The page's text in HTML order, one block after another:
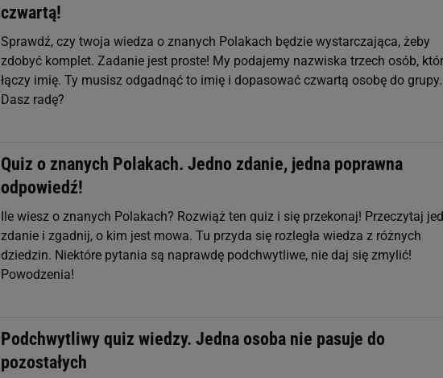
czwartą!
Sprawdź, czy twoja wiedza o znanych Polakach będzie wystarczająca, żeby
zdobyć komplet. Zadanie jest proste! My podajemy nazwiska trzech osób,
łączy imię. Ty musisz odgadnąć to imię i dopasować czwartą osobę do grupy.
Dasz radę?
Quiz o znanych Polakach. Jedno zdanie, jedna poprawna
odpowiedź!
Ile wiesz o znanych Polakach? Rozwiąż ten quiz i się przekonaj! Przeczytaj
zdanie i zgadnij, o kim jest mowa. Tu przyda się rozległa wiedza z różnych
dziedzin. Niektóre pytania są naprawdę podchwytliwe, nie daj się zmylić!
Powodzenia!
Podchwytliwy quiz wiedzy. Jedna osoba nie pasuje do
pozostałych